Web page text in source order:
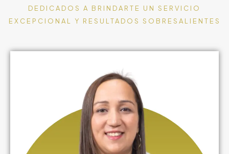
DEDICADOS A BRINDARTE UN SERVICIO
EXCEPCIONAL Y RESULTADOS SOBRESALIENTES